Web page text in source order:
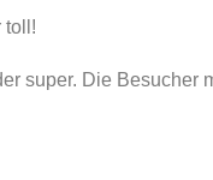
toll!
super. Die Besucher